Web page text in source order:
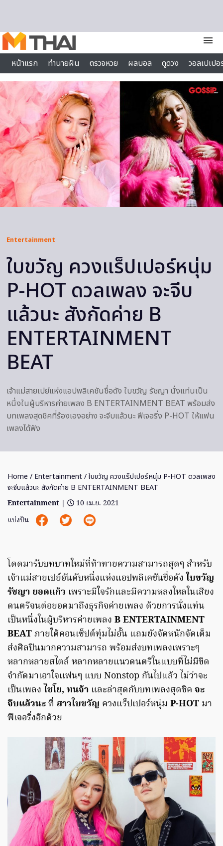
menu
หน้าแรก
ทำนายฝัน ตรวจหวย ผลบอล ดูดวง
วอลเปเป
ไลฟ์สไตล์
Entertainment
ใบขวัญ ควงแร็ปเปอร์หนุ่ม
P-HOT ดวลเพลง จะจีบ
แล้วนะ สังกัดค่าย B
ENTERTAINMENT
BEAT
เจ้าแม่สายเปย์แห่งแอปพลิเคชันชื่อดัง ใบขวัญ รัชญา นั่งแท่นเป็น
หนึ่งในผู้บริหารค่ายเพลง B ENTERTAINMENT BEAT พร้อมส่ง
บทเพลงสุดชิคที่ร้องเองอย่าง จะจีบแล้วนะ ฟีเจอริ่ง P-HOT ให้แฟน
เพลงได้ฟัง
Home / Entertainment/ ใบขวัญ ควงแร็ปเปอร์หนุ่ม P-HOT ดวลเพลง
จะจีบแล้วนะ สังกัดค่าย B ENTERTAINMENT BEAT
Entertainment |
10 เม.ย. 2021
แบ่งปัน
โดดมารับบทบาทใหม่ที่ท้าทายความสามารถสุดๆ สำหรับ
เจ้าแม่สายเปย์อันดับหนึ่งแห่งแอปพลิเคชันชื่อดัง ใบขวัญ
รัชญา ยอดแก้ว เพราะมีใจรักและมีความหลงใหลในเสียง
ดนตรีจนต่อยอดมาถึงธุรกิจค่ายเพลง ด้วยการนั่งแท่น
เป็นหนึ่งในผู้บริหารค่ายเพลง B ENTERTAINMENT
BEATภายใต้คอนเซ็ปต์ทุ่มไม่อั้น แถมยังจัดหนักจัดเต็ม
ส่งศิลปินมากความสามารถ พร้อมส่งบทเพลงเพราะๆ
หลากหลายสไตล์ หลากหลายแนวดนตรีในแบบที่ไม่มีขีด
จำกัดมาเอาใจแฟนๆ แบบ Nonstop กันไปแล้ว ไม่ว่าจะ
เป็นเพลง ไชโย, ทนจ้า และล่าสุดกับบทเพลงสุดชิค จะ
จีบแล้วนะที่ สาวใบขวัญ ควงแร็ปเปอร์หนุ่ม P-HOT มา
ฟีเจอริ่งอีกด้วย